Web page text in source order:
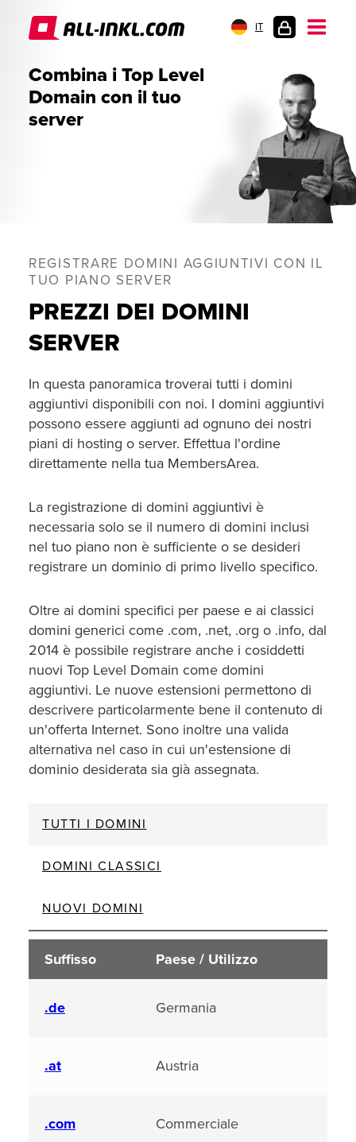
IT
CLIENTI
Combina i Top Level
Domain con il tuo
server
REGISTRARE DOMINI AGGIUNTIVI CON IL
TUO PIANO SERVER
PREZZI DEI DOMINI
SERVER
In questa panoramica troverai tutti i domini
aggiuntivi disponibili con noi. I domini aggiuntivi
possono essere aggiunti ad ognuno dei nostri
piani di hosting o server. Effettua l'ordine
direttamente nella tua MembersArea.
La registrazione di domini aggiuntivi è
necessaria solo se il numero di domini inclusi
nel tuo piano non è sufficiente o se desideri
registrare un dominio di primo livello specifico.
Oltre ai domini specifici per paese e ai classici
domini generici come .com, .net, .org o .info, dal
2014 è possibile registrare anche i cosiddetti
nuovi Top Level Domain come domini
aggiuntivi. Le nuove estensioni permettono di
descrivere particolarmente bene il contenuto di
un'offerta Internet. Sono inoltre una valida
alternativa nel caso in cui un'estensione di
dominio desiderata sia già assegnata.
TUTTI I DOMINI
DOMINI CLASSICI
NUOVI DOMINI
Suffisso Paese / Utilizzo
.de Germania
.at Austria
.com Commerciale